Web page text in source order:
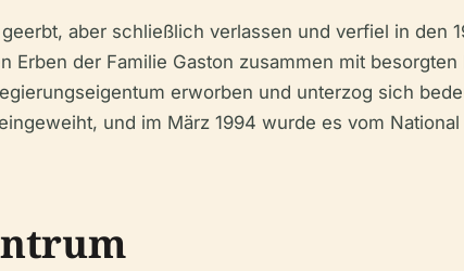
aber schließlich verlassen und verfiel in den
der Familie Gaston zusammen mit
erworben und unterzog sich
und im März 1994 wurde es vom